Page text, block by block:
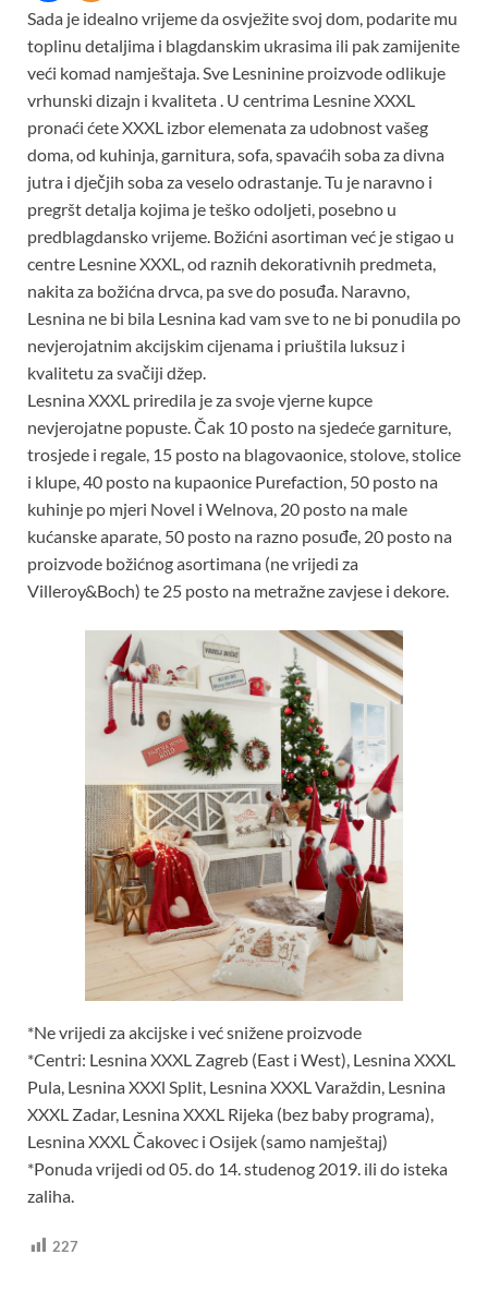
Sada je idealno vrijeme da osvježite svoj dom, podarite mu
toplinu detaljima i blagdanskim ukrasima ili pak zamijenite
veći komad namještaja. Sve Lesninine proizvode odlikuje
vrhunski dizajn i kvaliteta . U centrima Lesnine XXXL
pronaći ćete XXXL izbor elemenata za udobnost vašeg
doma, od kuhinja, garnitura, sofa, spavaćih soba za divna
jutra i dječjih soba za veselo odrastanje. Tu je naravno i
pregršt detalja kojima je teško odoljeti, posebno u
predblagdansko vrijeme. Božićni asortiman već je stigao u
centre Lesnine XXXL, od raznih dekorativnih predmeta,
nakita za božićna drvca, pa sve do posuđa. Naravno,
Lesnina ne bi bila Lesnina kad vam sve to ne bi ponudila po
nevjerojatnim akcijskim cijenama i priuštila luksuz i
kvalitetu za svačiji džep.
Lesnina XXXL priredila je za svoje vjerne kupce
nevjerojatne popuste. Čak 10 posto na sjedeće garniture,
trosjede i regale, 15 posto na blagovaonice, stolove, stolice
i klupe, 40 posto na kupaonice Purefaction, 50 posto na
kuhinje po mjeri Novel i Welnova, 20 posto na male
kućanske aparate, 50 posto na razno posuđe, 20 posto na
proizvode božićnog asortimana (ne vrijedi za
Villeroy&Boch) te 25 posto na metražne zavjese i dekore.
*Ne vrijedi za akcijske i već snižene proizvode
*Centri: Lesnina XXXL Zagreb (East i West), Lesnina XXXL
Pula, Lesnina XXXl Split, Lesnina XXXL Varaždin, Lesnina
XXXL Zadar, Lesnina XXXL Rijeka (bez baby programa),
Lesnina XXXL Čakovec i Osijek (samo namještaj)
*Ponuda vrijedi od 05. do 14. studenog 2019. ili do isteka
zaliha.
227